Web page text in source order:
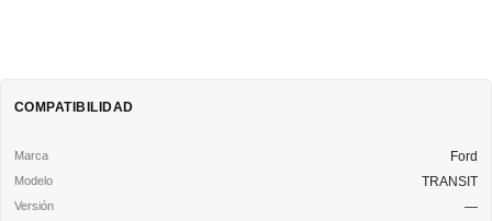
COMPATIBILIDAD
Ford
TRANSIT
—